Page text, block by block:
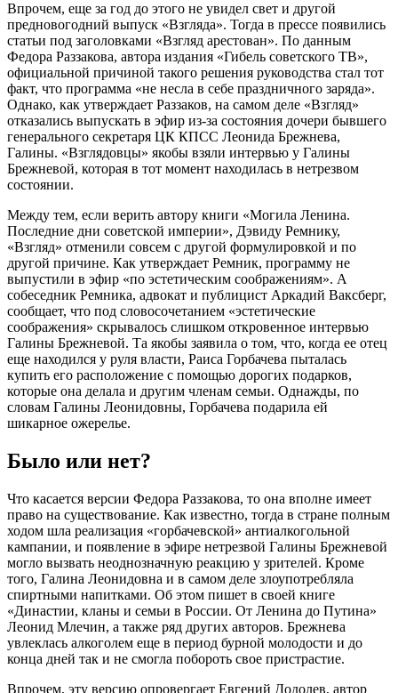
Впрочем, еще за год до этого не увидел свет и другой
предновогодний выпуск «Взгляда». Тогда в прессе появились
статьи под заголовками «Взгляд арестован». По данным
Федора Раззакова, автора издания «Гибель советского ТВ»,
официальной причиной такого решения руководства стал тот
факт, что программа «не несла в себе праздничного заряда».
Однако, как утверждает Раззаков, на самом деле «Взгляд»
отказались выпускать в эфир из-за состояния дочери бывшего
генерального секретаря ЦК КПСС Леонида Брежнева,
Галины. «Взглядовцы» якобы взяли интервью у Галины
Брежневой, которая в тот момент находилась в нетрезвом
состоянии.
Между тем, если верить автору книги «Могила Ленина.
Последние дни советской империи», Дэвиду Ремнику,
«Взгляд» отменили совсем с другой формулировкой и по
другой причине. Как утверждает Ремник, программу не
выпустили в эфир «по эстетическим соображениям». А
собеседник Ремника, адвокат и публицист Аркадий Ваксберг,
сообщает, что под словосочетанием «эстетические
соображения» скрывалось слишком откровенное интервью
Галины Брежневой. Та якобы заявила о том, что, когда ее отец
еще находился у руля власти, Раиса Горбачева пыталась
купить его расположение с помощью дорогих подарков,
которые она делала и другим членам семьи. Однажды, по
словам Галины Леонидовны, Горбачева подарила ей
шикарное ожерелье.
Было или нет?
Что касается версии Федора Раззакова, то она вполне имеет
право на существование. Как известно, тогда в стране полным
ходом шла реализация «горбачевской» антиалкогольной
кампании, и появление в эфире нетрезвой Галины Брежневой
могло вызвать неоднозначную реакцию у зрителей. Кроме
того, Галина Леонидовна и в самом деле злоупотребляла
спиртными напитками. Об этом пишет в своей книге
«Династии, кланы и семьи в России. От Ленина до Путина»
Леонид Млечин, а также ряд других авторов. Брежнева
увлеклась алкоголем еще в период бурной молодости и до
конца дней так и не смогла побороть свое пристрастие.
Впрочем, эту версию опровергает Евгений Додолев, автор